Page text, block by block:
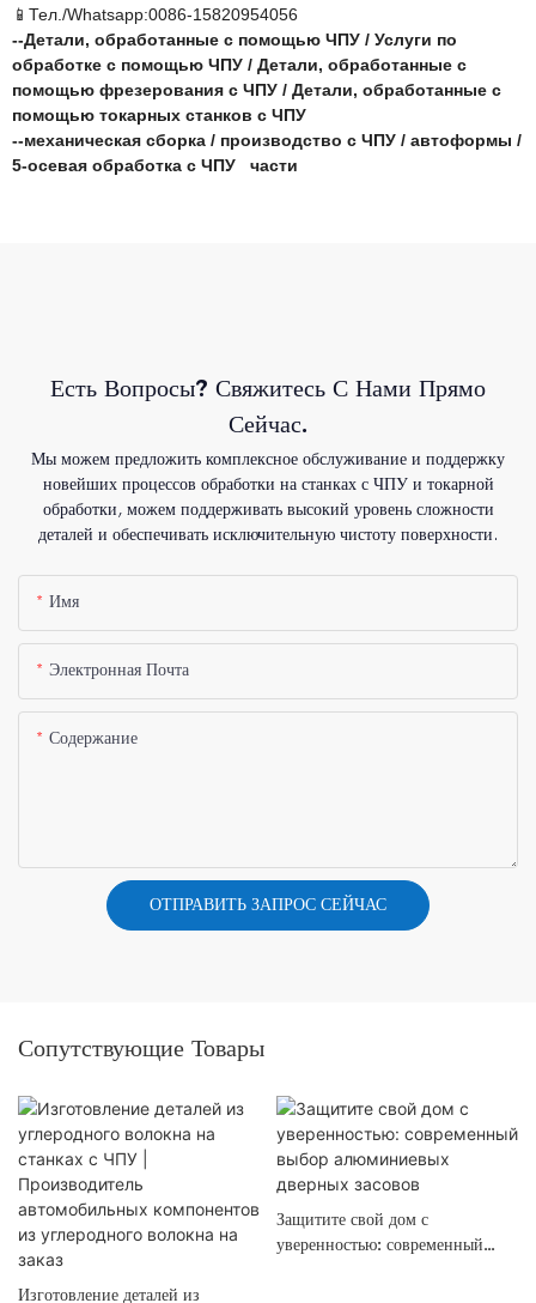
📱Тел./Whatsapp:0086-15820954056
--Детали, обработанные с помощью ЧПУ / Услуги по
обработке с помощью ЧПУ / Детали, обработанные с
помощью фрезерования с ЧПУ / Детали, обработанные с
помощью токарных станков с ЧПУ
--механическая сборка / производство с ЧПУ / автоформы /
5-осевая обработка с ЧПУ
части
Есть Вопросы? Свяжитесь С Нами Прямо
Сейчас.
Мы можем предложить комплексное обслуживание и поддержку
новейших процессов обработки на станках с ЧПУ и токарной
обработки, можем поддерживать высокий уровень сложности
деталей и обеспечивать исключительную чистоту поверхности.
Имя
Электронная Почта
Содержание
ОТПРАВИТЬ ЗАПРОС СЕЙЧАС
Сопутствующие Товары
Изготовление деталей из
Защитите свой дом с
уверенностью: современный